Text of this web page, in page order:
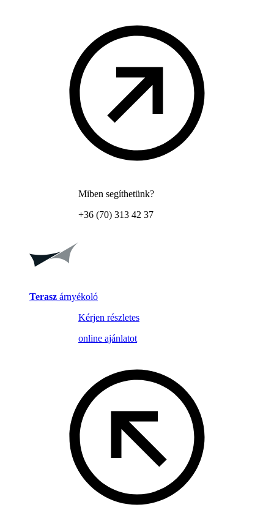
Miben segíthetünk?
+36 (70) 313 42 37
Terasz árnyékoló
Kérjen részletes
online ajánlatot